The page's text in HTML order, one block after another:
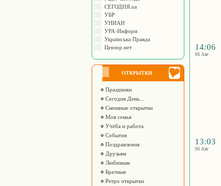
СЕГОДНЯ.ua
УБР
УНИАН
УРА-Информ
Українська Правда
Цензор.нет
ОТКРЫТКИ
Праздники
Сегодня День...
Смешные открытки
Моя семья
Учёба и работа
События
Поздравления
Друзьям
Любимым
Брачные
Ретро открытки
14:06
06 Авг
13:03
06 Авг